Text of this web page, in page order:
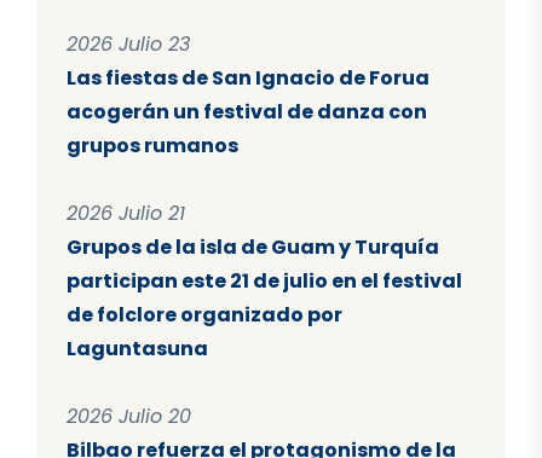
2026 Julio 23
Las fiestas de San Ignacio de Forua
acogerán un festival de danza con
grupos rumanos
2026 Julio 21
Grupos de la isla de Guam y Turquía
participan este 21 de julio en el festival
de folclore organizado por
Laguntasuna
2026 Julio 20
Bilbao refuerza el protagonismo de la